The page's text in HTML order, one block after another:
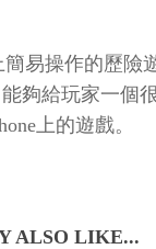
易操作的歷險
夠給玩家一個
上的遊戲。
ALSO LIKE...